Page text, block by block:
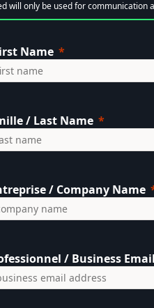
will only be used for communication
Name
/ Last Name
/ Company Name
/ Business Email